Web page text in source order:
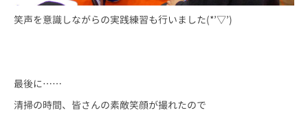
笑声を意識しながらの実践練習も行いました(*’▽’)
最後に……
清掃の時間、皆さんの素敵笑顔が撮れたので